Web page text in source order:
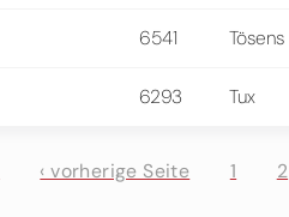
6541 Tösens
6293 Tux
‹ vorherige Seite 1 2